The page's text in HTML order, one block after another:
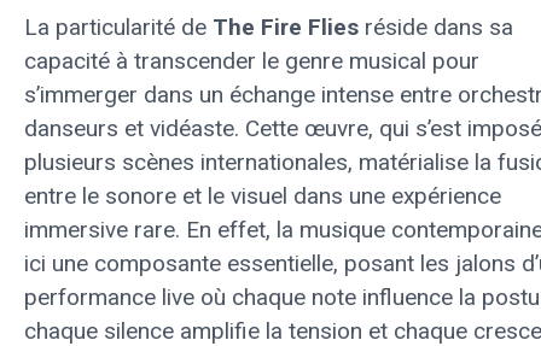
La particularité de The Fire Flies réside dans sa
capacité à transcender le genre musical pour
s’immerger dans un échange intense entre
danseurs et vidéaste. Cette œuvre, qui s’est
plusieurs scènes internationales, matérialise la
entre le sonore et le visuel dans une expérience
immersive rare. En effet, la musique
ici une composante essentielle, posant les jalons
performance live où chaque note influence la
chaque silence amplifie la tension et chaque